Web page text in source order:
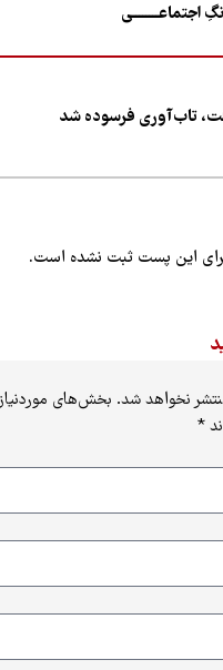
فرسوده شد
این پست ثبت نشده است.
نخواهد شد.بخش‌های موردنیاز